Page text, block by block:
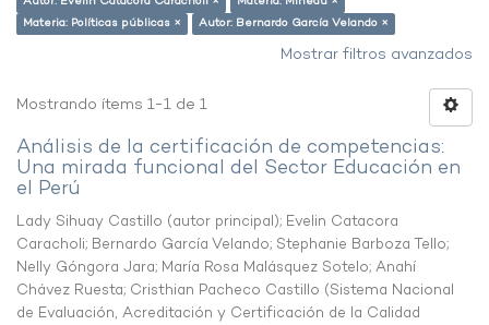
Materia: Políticas públicas ×
Autor: Bernardo García Velando ×
Mostrar filtros avanzados
Mostrando ítems 1-1 de 1
Análisis de la certificación de competencias:
Una mirada funcional del Sector Educación en
el Perú
Lady Sihuay Castillo (autor principal); Evelin Catacora
Caracholi; Bernardo García Velando; Stephanie Barboza Tello;
Nelly Góngora Jara; María Rosa Malásquez Sotelo; Anahí
Chávez Ruesta; Cristhian Pacheco Castillo (Sistema Nacional
de Evaluación, Acreditación y Certificación de la Calidad